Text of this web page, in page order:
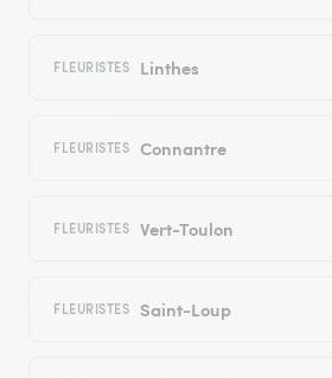
FLEURISTES Linthes
FLEURISTES Connantre
FLEURISTES Vert-Toulon
FLEURISTES Saint-Loup